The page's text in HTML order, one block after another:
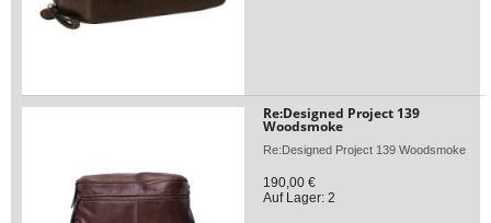
Re:Designed Project 139
Woodsmoke
Re:Designed Project 139 Woodsmoke
190,00 €
Auf Lager: 2